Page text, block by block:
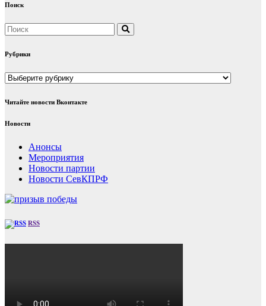
Поиск
Рубрики
Рубрики
Читайте новости Вконтакте
Новости
Анонсы
Мероприятия
Новости партии
Новости СевКПРФ
RSS